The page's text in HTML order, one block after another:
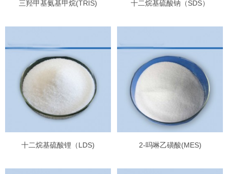
三羟甲基氨基甲烷(TRIS) 十二烷基硫酸钠（SDS）
十二烷基硫酸锂（LDS) 2-吗啉乙磺酸(MES)